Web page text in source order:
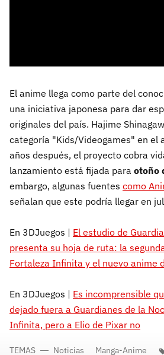
El anime llega como parte del
una iniciativa japonesa para dar
originales del país. Hajime
categoría "Kids/Videogames" en el
años después, el proyecto cobra
lanzamiento está fijada para otoño
embargo, algunas fuentes como
señalan que este podría llegar en
En 3DJuegos | El estudio de
presenta su hoja de ruta: la
Fortaleza Infinita y el nuevo anime
En 3DJuegos | Es incomprensible
dejado fuera a Guardianes de la
Infinita, pero a Elio de Pixar no
TEMAS Noticias Manga-Anime